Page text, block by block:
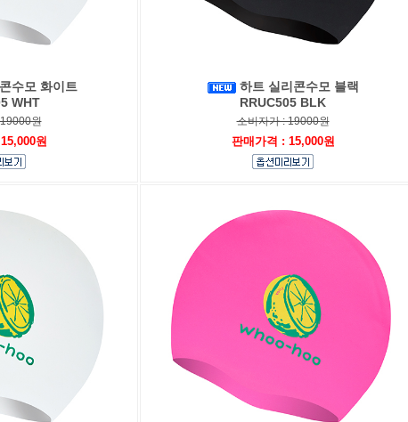
수모 화이트
WHT
원
원
하트 실리콘수모 블랙
RRUC505 BLK
소비자가 : 19000원
판매가격 : 15,000원